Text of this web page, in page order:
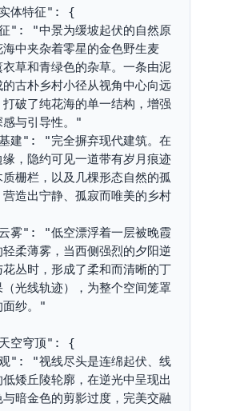
实体特征": {
": "中景为缓坡起伏的自然原
海中夹杂着零星的金色野生麦
草和青绿色的杂草。一条由泥
的古朴乡村小径从视角中心向远
破了纯花海的单一结构，增强
感与引导性。"
建": "完全摒弃现代建筑。在
，隐约可见一道带有岁月痕迹
栅栏，以及几棵形态自然的孤
营造出宁静、孤寂而唯美的乡村
雾": "低空漂浮着一层被晚霞
柔薄雾，当西侧强烈的夕阳逆
丛时，形成了柔和而清晰的丁
光线轨迹），为整个空间笼罩
面纱。"
天空穹顶": {
": "视线尽头是连绵起伏、线
矮丘陵轮廓，在逆光中呈现出
暗金色的剪影过度，完美交融